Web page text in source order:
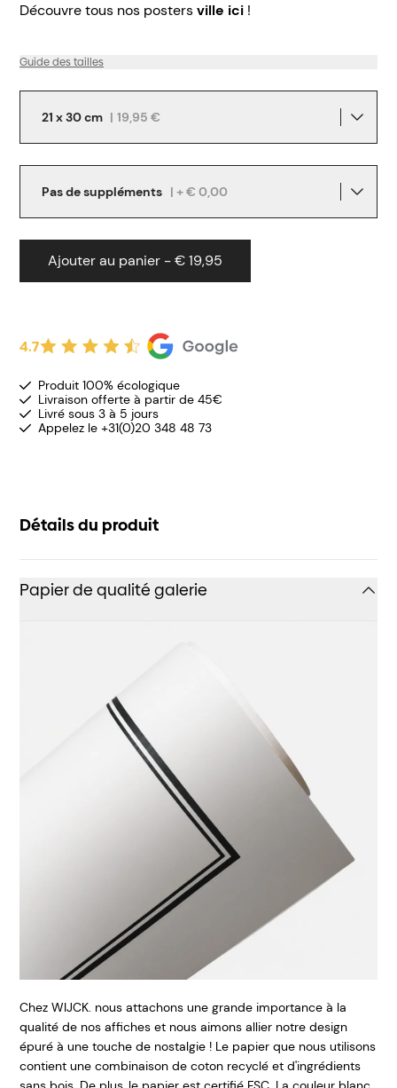
Découvre tous nos postersville ici !
Guide des tailles
21 x 30 cm | 19,95 €
Pas de suppléments | + € 0,00
Ajouter au panier - € 19,95
4.7
Produit 100% écologique
Livraison offerte à partir de 45€
Livré sous 3 à 5 jours
Appelez le +31(0)20 348 48 73
Détails du produit
Papier de qualité galerie
Chez WIJCK. nous attachons une grande importance à la
qualité de nos affiches et nous aimons allier notre design
épuré à une touche de nostalgie ! Le papier que nous utilisons
contient une combinaison de coton recyclé et d'ingrédients